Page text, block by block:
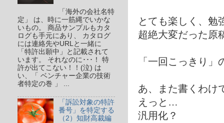
とても楽しく、勉
超絶大変だった原
「一回こっきり
あ、また書くわけ
えっと…
汎用化？
「海外の会社名特
定」 は、時に一筋縄でいかな
いもの。 商品サンプルもカタ
ログも手元にあり、 カタログ
には連絡先やURLと一緒に
「特許出願中」と記載されて
います。 それなのに･･･！ 特
許が出てこない！！(泣) は
い、「 ベンチャー企業の技術
者特定の巻 」 ...
「訴訟対象の特許
番号」を特定する
（2）知財高裁編